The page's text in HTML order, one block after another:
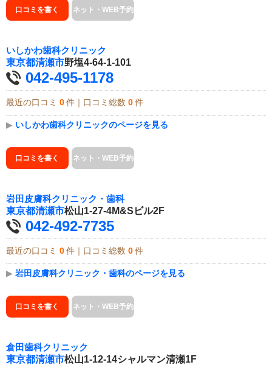
口コミを書く ネット・WEB予約
いしかわ歯科クリニック
東京都清瀬市野塩4-64-1-101
042-495-1178
最近の口コミ 0 件｜口コミ総数 0 件
▶ いしかわ歯科クリニックのページを見る
口コミを書く ネット・WEB予約
岩田皮膚科クリニック・歯科
東京都清瀬市松山1-27-4M&Sビル2F
042-492-7735
最近の口コミ 0 件｜口コミ総数 0 件
▶ 岩田皮膚科クリニック・歯科のページを見る
口コミを書く ネット・WEB予約
倉田歯科クリニック
東京都清瀬市松山1-12-14シャルマン清瀬1F